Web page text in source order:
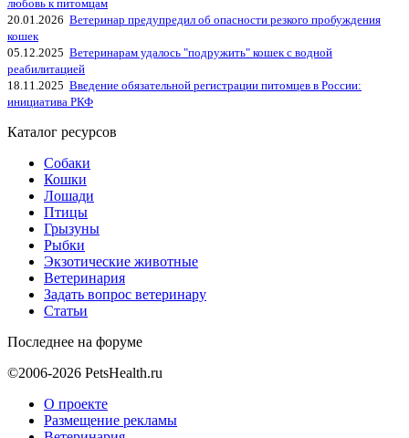
любовь к питомцам
20.01.2026 Ветеринар предупредил об опасности резкого пробуждения
кошек
05.12.2025 Ветеринарам удалось "подружить" кошек с водной
реабилитацией
18.11.2025 Введение обязательной регистрации питомцев в России:
инициатива РКФ
Каталог ресурсов
Собаки
Кошки
Лошади
Птицы
Грызуны
Рыбки
Экзотические животные
Ветеринария
Задать вопрос ветеринару
Статьи
Последнее на форуме
©2006-2026 PetsHealth.ru
О проекте
Размещение рекламы